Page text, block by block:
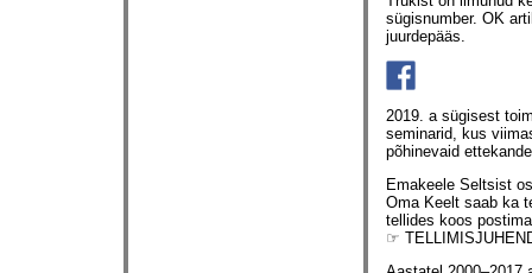
sügisnumber. OK
juurdepääs.
2019. a sügisest
seminarid, kus
põhinevaid
Emakeele Seltsist
Oma Keelt saab ka
tellides koos
☞